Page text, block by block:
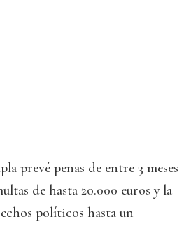
prevé penas de entre 3 meses
de hasta 20.000 euros y la
políticos hasta un